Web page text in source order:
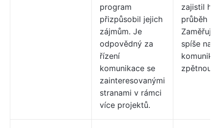
program
přizpůsobil jejich
zájmům. Je
odpovědný za
řízení
komunikace se
zainteresovanými
stranami v rámci
více projektů.
zajistil
průběh
Zaměřuje
spíše na
zpětnou